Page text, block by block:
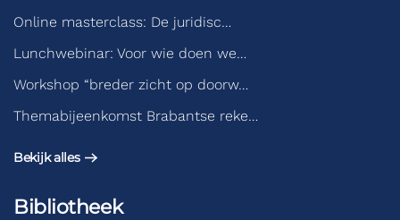
Online masterclass: De juridisc…
Lunchwebinar: Voor wie doen we…
Workshop “breder zicht op doorw…
Themabijeenkomst Brabantse reke…
Bekijk alles
Bibliotheek